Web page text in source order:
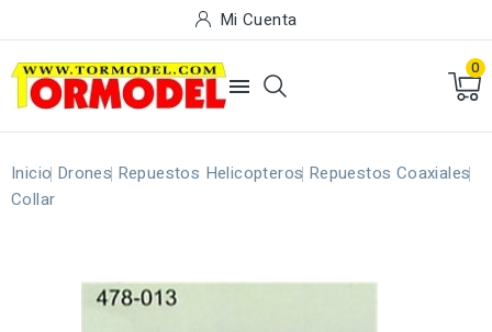
Mi Cuenta

0
Inicio Drones Repuestos Helicopteros Repuestos Coaxiales
Collar